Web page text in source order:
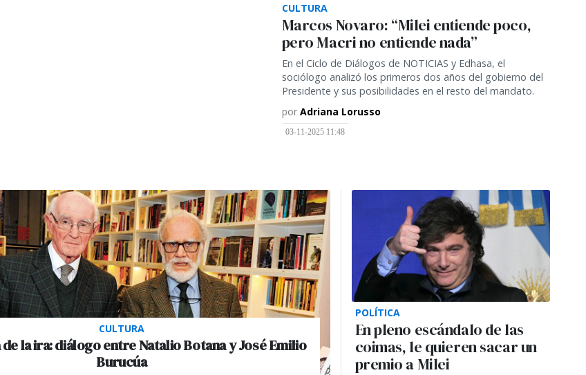
CULTURA
Marcos Novaro: “Milei entiende poco,
pero Macri no entiende nada”
En el Ciclo de Diálogos de NOTICIAS y Edhasa, el
sociólogo analizó los primeros dos años del gobierno del
Presidente y sus posibilidades en el resto del mandato.
por Adriana Lorusso
03-11-2025 11:48
CULTURA
la ira: diálogo entre Natalio Botana y José Emilio
Burucúa
POLÍTICA
En pleno escándalo de las
coimas, le quieren sacar un
premio a Milei